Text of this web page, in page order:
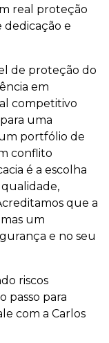
real proteção
dedicação e
de proteção do
em
competitivo
uma
portfólio de
conflito
é a escolha
que a
um
e no seu
riscos
passo para
com a Carlos